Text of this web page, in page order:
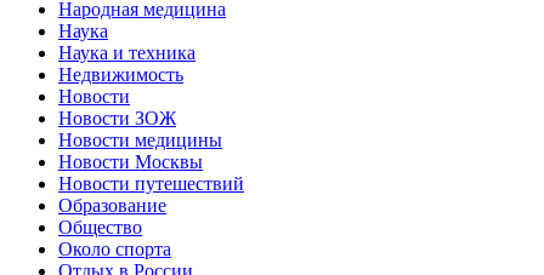
Народная медицина
Наука
Наука и техника
Недвижимость
Новости
Новости ЗОЖ
Новости медицины
Новости Москвы
Новости путешествий
Образование
Общество
Около спорта
Отдых в России